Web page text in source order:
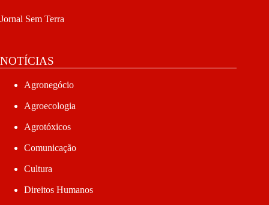
Jornal Sem Terra
NOTÍCIAS
Agronegócio
Agroecologia
Agrotóxicos
Comunicação
Cultura
Direitos Humanos